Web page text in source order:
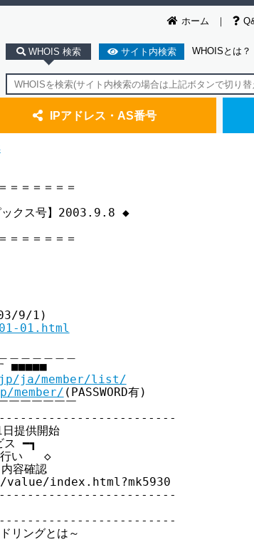
ホーム
WHOIS 検索 サイト内検索 WHOISとは？
IPアドレス・AS番号
＝＝＝＝＝＝
クス号】2003.9.8 ◆
＝＝＝＝＝＝
9/1)
01.html
■■■■■
ja/member/list/
(PASSWORD有)
￣￣￣￣￣￣
提供開始
ス ━┓
行い   ◇
容確認
index.html?mk5930
リングとは～